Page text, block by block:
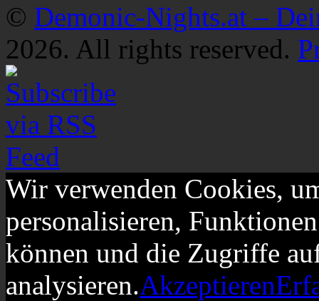
© Demonic-Nights.at –
2026. All rights reserved.
Wir verwenden Cookies,
personalisieren,
können und die Zugriffe
analysieren.Akzeptieren